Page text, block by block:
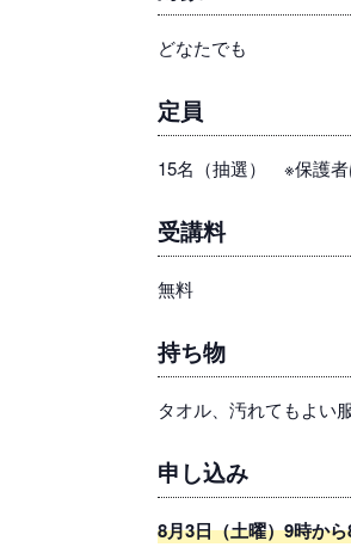
どなたでも
定員
15名（抽選） ※保護者
受講料
無料
持ち物
タオル、汚れてもよい
申し込み
8月3日（土曜）9時か